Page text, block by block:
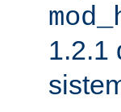
1.2.1